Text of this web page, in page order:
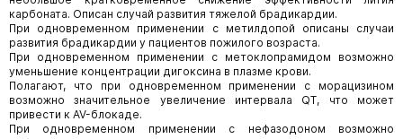
карбоната. Описан случай развития тяжелой брадикардии.
При одновременном применении с метилдопой описаны случаи
развития брадикардии у пациентов пожилого возраста.
При одновременном применении с метоклопрамидом возможно
уменьшение концентрации дигоксина в плазме крови.
Полагают, что при одновременном применении с морацизином
возможно значительное увеличение интервала QT, что может
привести к AV-блокаде.
При одновременном применении с нефазодоном возможно